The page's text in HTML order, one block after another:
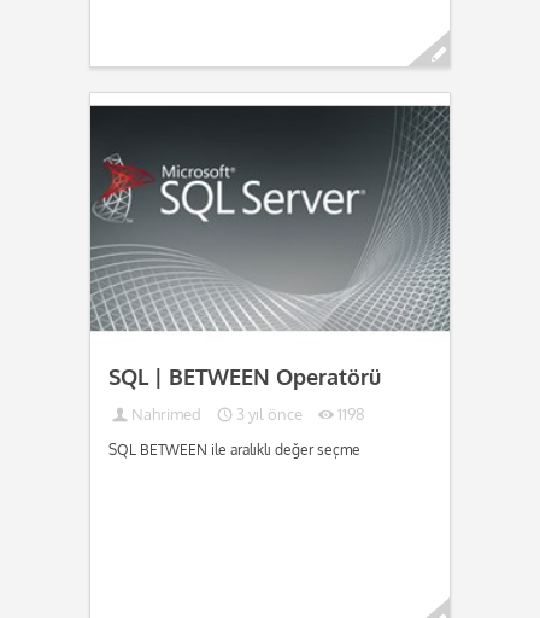
SQL | BETWEEN Operatörü
Nahrimed 3 yıl önce 1198
SQL BETWEEN ile aralıklı değer seçme